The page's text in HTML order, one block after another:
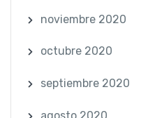
noviembre 2020
octubre 2020
septiembre 2020
agosto 2020